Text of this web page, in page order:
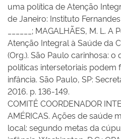
uma política de Atenção
de Janeiro: Instituto
______; MAGALHÃES, M. L.
Atenção Integral à Saúde da
(Org.). São Paulo carinhosa:
políticas intersetoriais podem
infância. São Paulo, SP:
2016. p. 136-149.
COMITÊ COORDENADOR
AMÉRICAS. Ações de saúde
local: segundo metas da